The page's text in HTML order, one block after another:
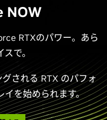
NOW
RTXのパワー。あら
で。
される RTX のパフォ
イを始められます。